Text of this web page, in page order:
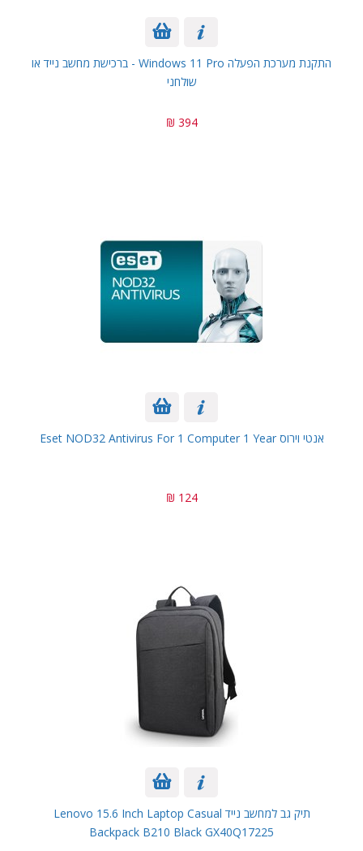
התקנת מערכת הפעלה Windows 11 Pro - ברכישת מחשב נייד או
שולחני
394 ₪
אנטי וירוס Eset NOD32 Antivirus For 1 Computer 1 Year
124 ₪
תיק גב למחשב נייד Lenovo 15.6 Inch Laptop Casual
Backpack B210 Black GX40Q17225